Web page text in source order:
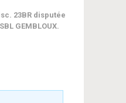
23BR disputée
GEMBLOUX.